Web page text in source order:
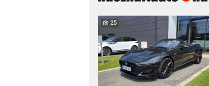
25